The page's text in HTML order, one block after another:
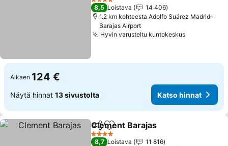
4 Tähtiluokitus
8,5 Loistava
14 406
1.2 km kohteesta Adolfo Suárez Madrid–
Barajas Airport
Hyvin varusteltu kuntokeskus
Alkaen 124 €
Näytä hinnat 13 sivustolta Katso hinnat
Jaa Lisää suosikkeihin
Clement Barajas
4 Tähtiluokitus
8,7 Loistava
11 816